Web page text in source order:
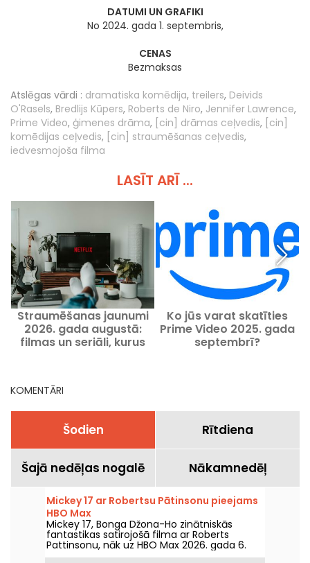
DATUMI UN GRAFIKI
No 2024. gada 1. septembris,
CENAS
Bezmaksas
Atslēgas vārdi : dramatiska komēdija, treilers, Deivids
O'Rasels, Bredlijs Kūpers, Roberts de Niro, Jennifer Lawrence,
Prime Video, ģimenes drāma, [cin] drāmas ceļvedis, [cin]
komēdijas ceļvedis, [cin] straumēšanas ceļvedis,
iedvesmojoša filma
LASĪT ARĪ ...
Straumēšanas jaunumi
2026. gada augustā:
filmas un seriāli, kurus
Ko jūs varat skatīties
Prime Video 2025. gada
septembrī?
KOMENTĀRI
Šodien Rītdiena
Šajā nedēļas nogalē Nākamnedēļ
Mickey 17 ar Robertsu Pātinsonu pieejams
HBO Max
Mickey 17, Bonga Džona-Ho zinātniskās
fantastikas satirojošā filma ar Roberts
Pattinsonu, nāk uz HBO Max 2026. gada 6.
augustā.